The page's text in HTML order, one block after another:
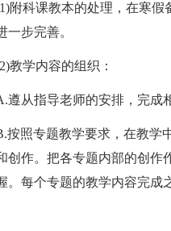
附科课教本的处理，在寒
一步完善。
教学内容的组织：
遵从指导老师的安排，完成
按照专题教学要求，在教学
创作。把各专题内部的创作
。每个专题的教学内容完成